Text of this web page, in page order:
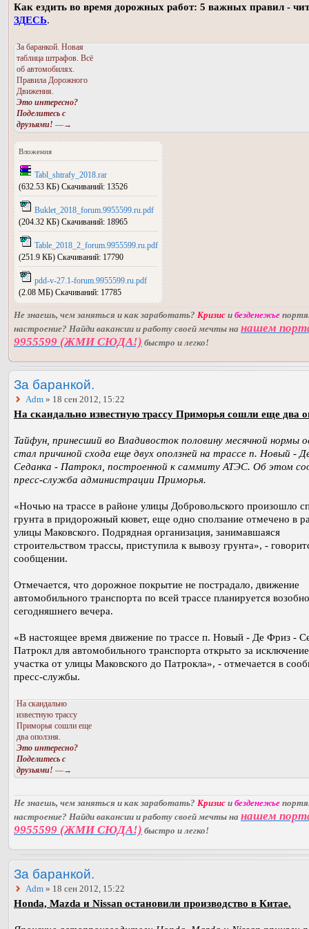
Как ездить во время дорожных работ: 5 важных правил -
ЗДЕСЬ.
За баранкой. Новая
таблица штрафов. Всё
об автомобилях.
Правила Дорожного
Движения.
Это интересно?
Поделитесь с
друзьями! —→
Вложения
Tabl_shtrafy_2018.rar
(632.53 КБ) Скачиваний: 13526
Buklet_2018_forum.9955599.ru.pdf
(204.32 КБ) Скачиваний: 18965
Table_2018_2_forum.9955599.ru.pdf
(251.9 КБ) Скачиваний: 17790
pdd-v-27.1-forum.9955599.ru.pdf
(2.08 МБ) Скачиваний: 17785
Не знаешь, чем заняться и как заработать? Кризис и безденежье
настроение? Найди вакансии и работу своей мечты на нашем
9955599 (ЖМИ СЮДА!) быстро и легко!
За баранкой.
Adm » 18 сен 2012, 15:22
На скандально известную трассу Приморья сошли еще два
Тайфун, принесший во Владивосток половину месячной нормы
стал причиной схода еще двух оползней на трассе п. Новый -
Седанка - Патрокл, построенной к саммиту АТЭС. Об этом
пресс-служба администрации Приморья.
«Ночью на трассе в районе улицы Добровольского произошло
грунта в придорожный кювет, еще одно сползание отмечено в
улицы Маковского. Подрядная организация, занимавшаяся
строительством трассы, приступила к вывозу грунта», -
сообщении.
Отмечается, что дорожное покрытие не пострадало, движение
автомобильного транспорта по всей трассе планируется
сегодняшнего вечера.
«В настоящее время движение по трассе п. Новый - Де Фриз -
Патрокл для автомобильного транспорта открыто за
участка от улицы Маковского до Патрокла», - отмечается в
пресс-службы.
На скандально
известную трассу
Приморья сошли еще
два оползня.
Это интересно?
Поделитесь с
друзьями! —→
Не знаешь, чем заняться и как заработать? Кризис и безденежье
настроение? Найди вакансии и работу своей мечты на нашем
9955599 (ЖМИ СЮДА!) быстро и легко!
За баранкой.
Adm » 18 сен 2012, 15:22
Honda, Mazda и Nissan остановили производство в Китае.